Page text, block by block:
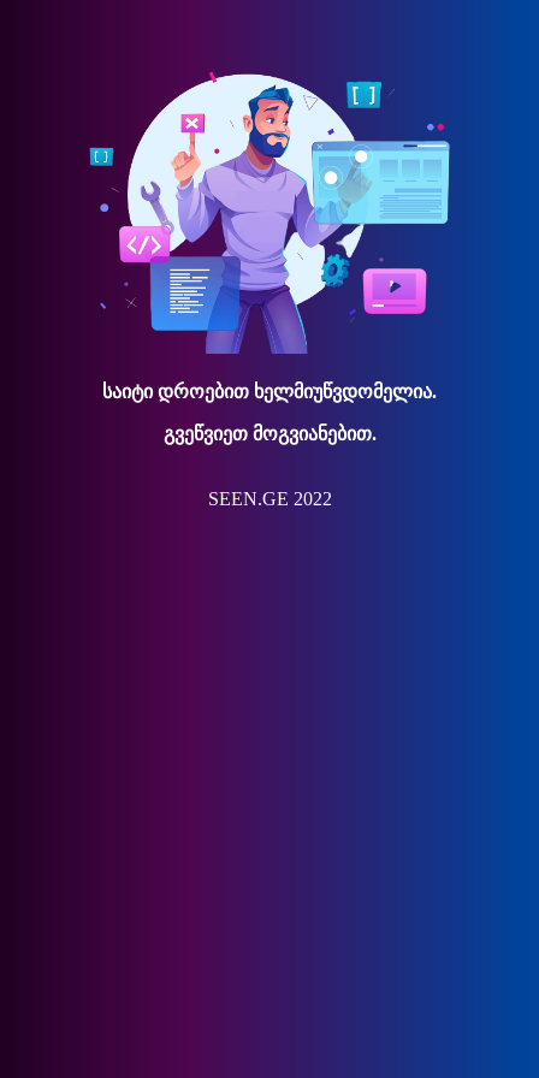
საიტი დროებით ხელმიუწვდომელია.
გვეწვიეთ მოგვიანებით.
SEEN.GE 2022